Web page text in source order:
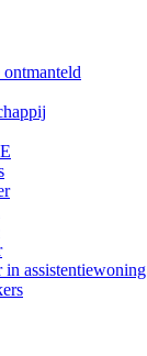
in assistentiewoning